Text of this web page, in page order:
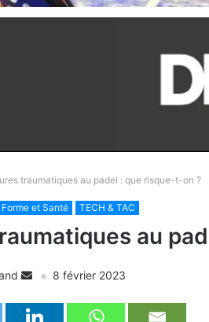
traumatiques au padel : que risque-t-on ?
Forme et Santé TECH & TAC
au
8 février 2023